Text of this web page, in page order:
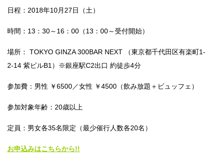
日程：2018年10月27日（土）
時間：13：30～16：00（13：00～受付開始）
場所： TOKYO GINZA 300BAR NEXT （東京都千代田区有楽町1-
2-14 紫ビルB1）※銀座駅C2出口 約徒歩4分
参加費：男性 ￥6500／女性 ￥4500（飲み放題＋ビュッフェ）
参加対象年齢：20歳以上
定員：男女各35名限定 （最少催行人数各20名）
お申込みはこちらから!!